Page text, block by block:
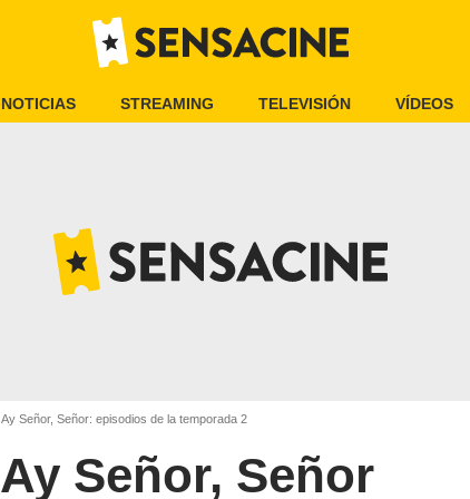
NOTICIAS STREAMING TELEVISIÓN VÍDEOS
Ay Señor, Señor: episodios de la temporada 2
Ay Señor, Señor